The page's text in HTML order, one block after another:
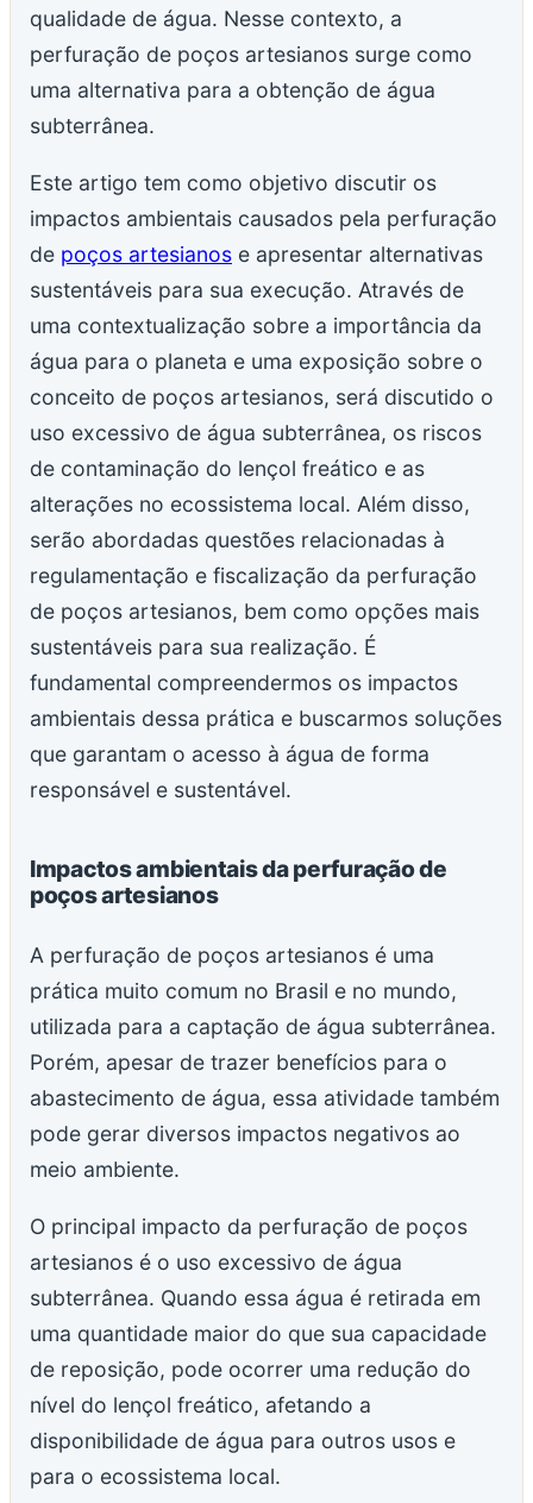
qualidade de água. Nesse contexto, a
perfuração de poços artesianos surge como
uma alternativa para a obtenção de água
subterrânea.
Este artigo tem como objetivo discutir os
impactos ambientais causados pela perfuração
de poços artesianos e apresentar alternativas
sustentáveis para sua execução. Através de
uma contextualização sobre a importância da
água para o planeta e uma exposição sobre o
conceito de poços artesianos, será discutido o
uso excessivo de água subterrânea, os riscos
de contaminação do lençol freático e as
alterações no ecossistema local. Além disso,
serão abordadas questões relacionadas à
regulamentação e fiscalização da perfuração
de poços artesianos, bem como opções mais
sustentáveis para sua realização. É
fundamental compreendermos os impactos
ambientais dessa prática e buscarmos soluções
que garantam o acesso à água de forma
responsável e sustentável.
Impactos ambientais da perfuração de
poços artesianos
A perfuração de poços artesianos é uma
prática muito comum no Brasil e no mundo,
utilizada para a captação de água subterrânea.
Porém, apesar de trazer benefícios para o
abastecimento de água, essa atividade também
pode gerar diversos impactos negativos ao
meio ambiente.
O principal impacto da perfuração de poços
artesianos é o uso excessivo de água
subterrânea. Quando essa água é retirada em
uma quantidade maior do que sua capacidade
de reposição, pode ocorrer uma redução do
nível do lençol freático, afetando a
disponibilidade de água para outros usos e
para o ecossistema local.